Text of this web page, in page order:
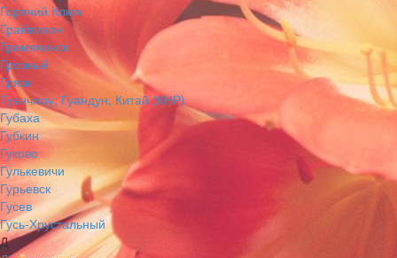
Горячий Ключ
Грайворон
Гремячинск
Грозный
Грязи
Гуанчжоу, Гуандун, Китай (КНР)
Губаха
Губкин
Гуково
Гулькевичи
Гурьевск
Гусев
Гусь-Хрустальный
Д